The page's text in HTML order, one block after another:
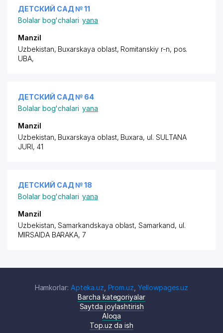
ДЕТСКИЙ САД № 11
Bolalar bog'chalari yana
Manzil
Uzbekistan, Buxarskaya oblast, Romitanskiy r-n, pos.
UBA,
ДЕТСКИЙ САД № 64
Bolalar bog'chalari yana
Manzil
Uzbekistan, Buxarskaya oblast, Buxara, ul. SULTANA
JURI, 41
ДЕТСКИЙ САД № 18
Bolalar bog'chalari yana
Manzil
Uzbekistan, Samarkandskaya oblast, Samarkand, ul.
MIRSAIDA BARAKA, 7
Hamkorlar: Apteka.uz Prom.uz ,Yellowpages.uz
Barcha kategoriyalar
Saytda joylashtirish
Aloqa
Top.uz da ish